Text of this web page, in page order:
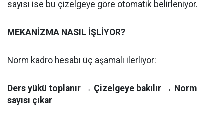
sayısı ise bu çizelgeye göre otomatik belirleniyor.
MEKANİZMA NASIL İŞLİYOR?
Norm kadro hesabı üç aşamalı ilerliyor:
Ders yükü toplanır → Çizelgeye bakılır → Norm
sayısı çıkar